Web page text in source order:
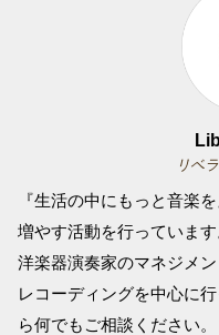
リベ
『生活の中にもっと音楽
増やす活動を行っていま
洋楽器演奏家のマネジメ
レコーディングを中心に
ら何でもご相談ください。